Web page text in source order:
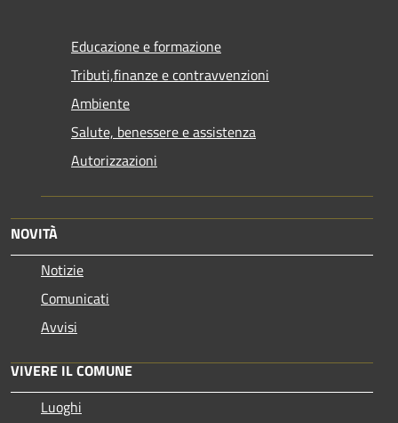
Educazione e formazione
Tributi,finanze e contravvenzioni
Ambiente
Salute, benessere e assistenza
Autorizzazioni
NOVITÀ
Notizie
Comunicati
Avvisi
VIVERE IL COMUNE
Luoghi